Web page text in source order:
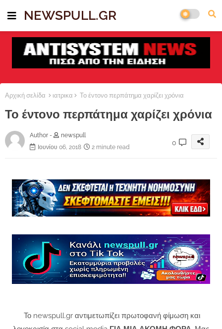
NEWSPULL.GR
Αρχική σελίδα ιατρικα Το έντονο περπάτημα χαρίζει χρόνια
Το έντονο περπάτημα χαρίζει χρόνια
Author -
newspull
Ιουνίου 06, 2018
2 minute read
0
Το newspull.gr αντιμετωπίζει πρωτοφανή φίμωση και